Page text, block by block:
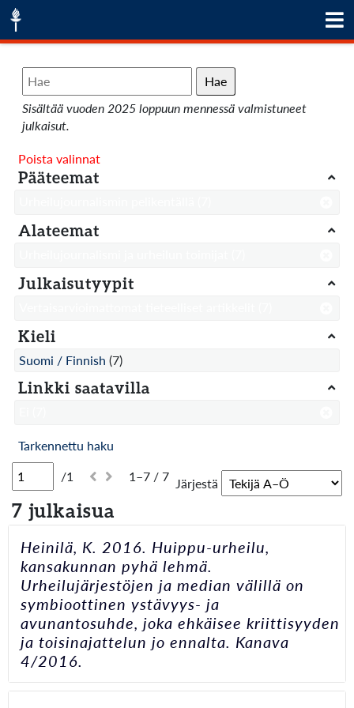
Hae
Sisältää vuoden 2025 loppuun mennessä valmistuneet
julkaisut.
/1 1–7 / 7 Järjestä
7 julkaisua
Heinilä, K. 2016. Huippu-urheilu,
kansakunnan pyhä lehmä.
Urheilujärjestöjen ja median välillä on
symbioottinen ystävyys- ja
avunantosuhde, joka ehkäisee kriittisyyden
ja toisinajattelun jo ennalta. Kanava
4/2016.
Poista valinnat
Pääteemat
Alateemat
Julkaisutyypit
Kieli
Suomi / Finnish (7)
Linkki saatavilla
Tarkennettu haku